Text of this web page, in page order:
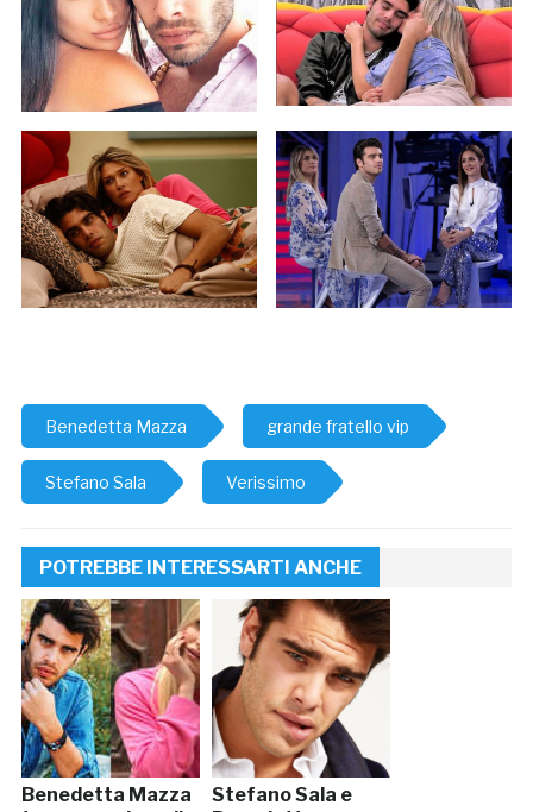
Benedetta Mazza grande fratello vip
Stefano Sala Verissimo
POTREBBE INTERESSARTI ANCHE
Benedetta Mazza
Stefano Sala e